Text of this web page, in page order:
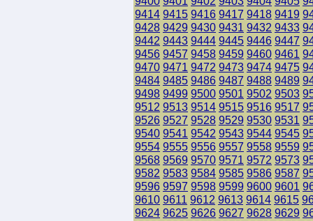
9414 9415 9416 9417 9418 9419
9428 9429 9430 9431 9432 9433
9442 9443 9444 9445 9446 9447
9456 9457 9458 9459 9460 9461
9470 9471 9472 9473 9474 9475
9484 9485 9486 9487 9488 9489
9498 9499 9500 9501 9502 9503
9512 9513 9514 9515 9516 9517
9526 9527 9528 9529 9530 9531
9540 9541 9542 9543 9544 9545
9554 9555 9556 9557 9558 9559
9568 9569 9570 9571 9572 9573
9582 9583 9584 9585 9586 9587
9596 9597 9598 9599 9600 9601
9610 9611 9612 9613 9614 9615
9624 9625 9626 9627 9628 9629